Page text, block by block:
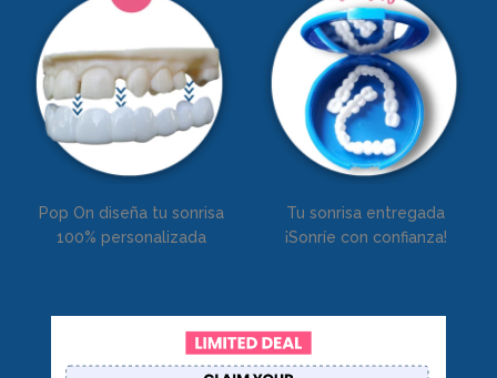
Pop On diseña tu sonrisa
100% personalizada
Tu sonrisa entregada
¡Sonríe con confianza!